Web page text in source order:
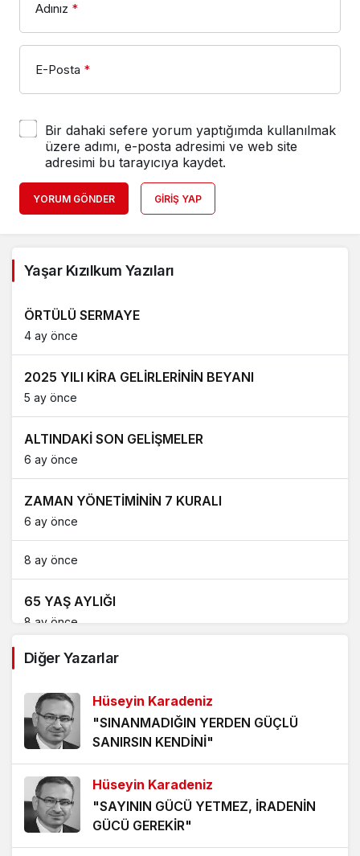
Adınız *
E-Posta *
Bir dahaki sefere yorum yaptığımda kullanılmak
üzere adımı, e-posta adresimi ve web site
adresimi bu tarayıcıya kaydet.
YORUM GÖNDER GIRIŞ YAP
Yaşar Kızılkum Yazıları
ÖRTÜLÜ SERMAYE
4 ay önce
2025 YILI KİRA GELİRLERİNİN BEYANI
5 ay önce
ALTINDAKİ SON GELİŞMELER
6 ay önce
ZAMAN YÖNETİMİNİN 7 KURALI
6 ay önce
8 ay önce
65 YAŞ AYLIĞI
8 ay önce
ABD’NİN BORÇLARI VE 3. DÜNYA SAVAŞI
T.C. MERKEZ BANKASI ENFLASYON RAPORU
2025/3 (3)
10 ay önce
T.C. MERKEZ BANKASI ENFLASYON RAPORU
2025/3 (2)
11 ay önce
Diğer Yazarlar
Hüseyin Karadeniz
"SINANMADIĞIN YERDEN GÜÇLÜ
SANIRSIN KENDİNİ"
Hüseyin Karadeniz
"SAYININ GÜCÜ YETMEZ, İRADENİN
GÜCÜ GEREKİR"